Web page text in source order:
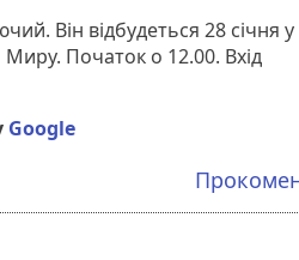
Він відбудеться 28 січня у
Миру. Початок о 12.00. Вхід
Google